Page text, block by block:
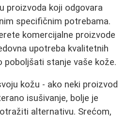
proizvoda koji odgovara
specifičnim potrebama.
komercijalne proizvode
upotreba kvalitetnih
poboljšati stanje vaše kože.
kožu - ako neki proizvod
isušivanje, bolje je
alternativu. Srećom,